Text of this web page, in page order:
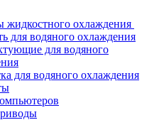
жидкостного охлаждения
для водяного охлаждения
для водяного
для водяного охлаждения